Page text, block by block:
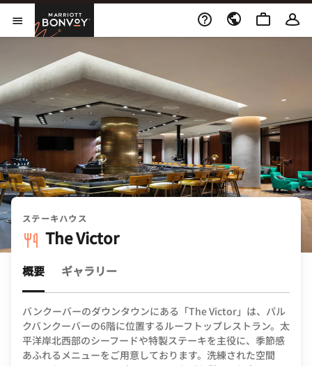
Skip to Content
メニューを開く
Marriott Bonvoy
ステーキハウス
The Victor
概要 ギャラリー
バンクーバーのダウンタウンにある「The Victor」は、パル
クバンクーバーの6階に位置するルーフトップレストラン。太
平洋岸北西部のシーフードや特製ステーキを主役に、季節感
あふれるメニューをご用意しております。洗練された空間